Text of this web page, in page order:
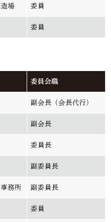
場 委員
委員
委員会職
副会長（会長代行）
副会長
委員長
副委員長
務所 副委員長
委員